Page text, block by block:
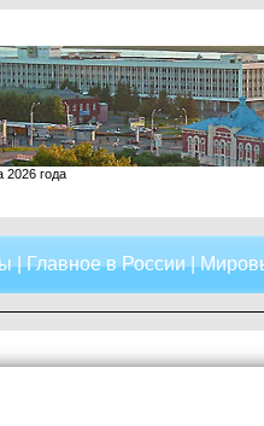
2026 года
|Главное в России|